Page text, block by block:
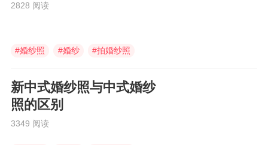
2828 阅读
#婚纱照 #婚纱 #拍婚纱照
新中式婚纱照与中式婚纱
照的区别
3349 阅读